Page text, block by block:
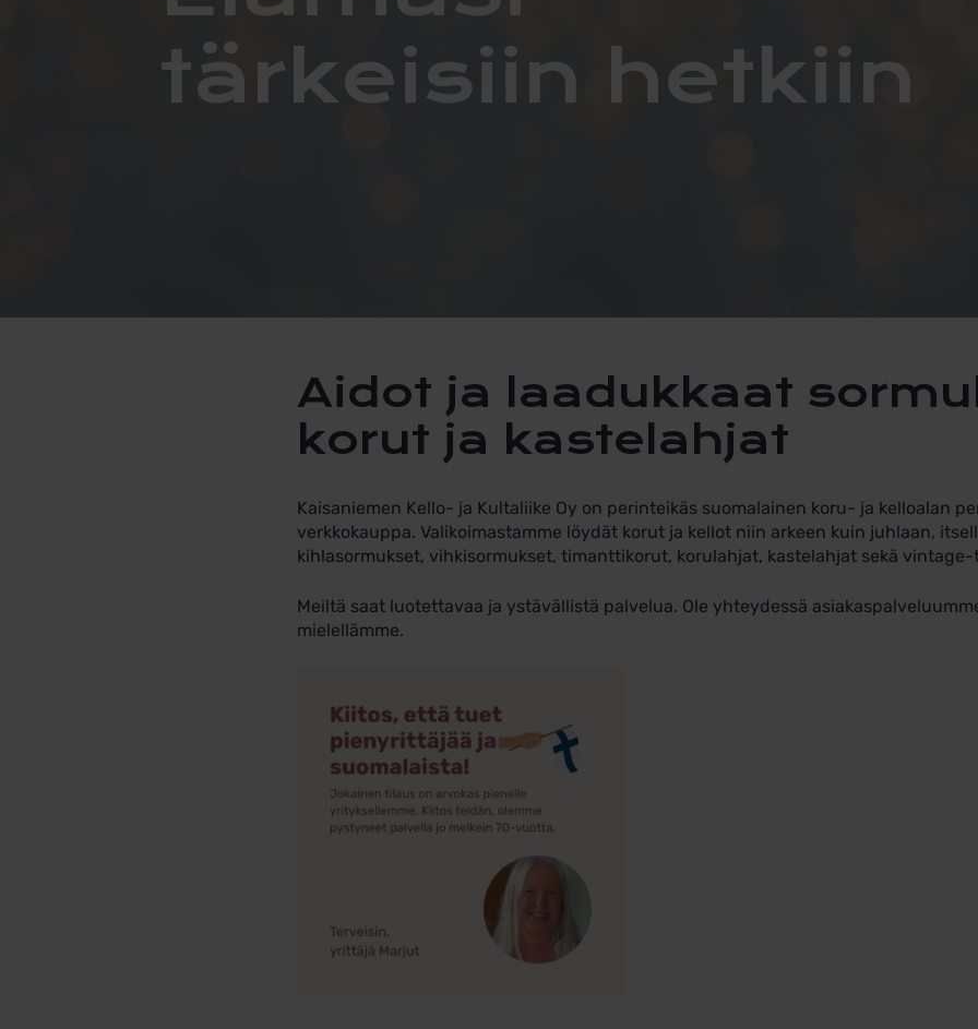
tärkeisiin hetkiin
Aidot ja laadukkaat sormukset,
korut ja kastelahjat
Kaisaniemen Kello- ja Kultaliike Oy on perinteikäs suomalainen koru- ja kelloalan
verkkokauppa. Valikoimastamme löydät korut ja kellot niin arkeen kuin juhlaan,
kihlasormukset, vihkisormukset, timanttikorut, korulahjat, kastelahjat sekä
Meiltä saat luotettavaa ja ystävällistä palvelua. Ole yhteydessä
mielellämme.